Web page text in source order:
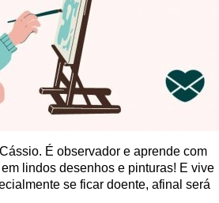
É observador e aprende com
lindos desenhos e pinturas! E vive
se ficar doente, afinal será